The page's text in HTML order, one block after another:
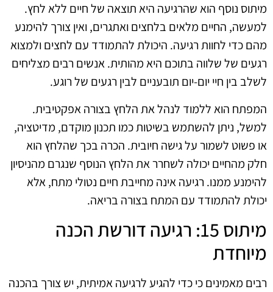
מיתוס נוסף הוא שהרגיעה היא תוצאה של חיים ללא לחץ.
למעשה, החיים מלאים בלחצים ואתגרים, ואין צורך להימנע
מהם כדי לחוות רגיעה. היכולת להתמודד עם לחצים ולמצוא
רגעים של שלווה בתוכם היא מהותית. אנשים רבים מצליחים
לשלב בין חיי יום-יום תובעניים לבין רגעים של רוגע.
המפתח הוא ללמוד לנהל את הלחץ בצורה אפקטיבית.
למשל, ניתן להשתמש בשיטות כמו תכנון מוקדם, מדיטציה,
או פשוט לשמור על גישה חיובית. הכרה בכך שהלחץ הוא
חלק מהחיים יכולה לשחרר את הלחץ הנוסף שנגרם מהניסיון
להימנע ממנו. רגיעה אינה מחייבת חיים נטולי מתח, אלא
יכולת להתמודד עם המתח בצורה בריאה.
מיתוס 15: רגיעה דורשת הכנה
מיוחדת
רבים מאמינים כי כדי להגיע לרגיעה אמיתית, יש צורך בהכנה